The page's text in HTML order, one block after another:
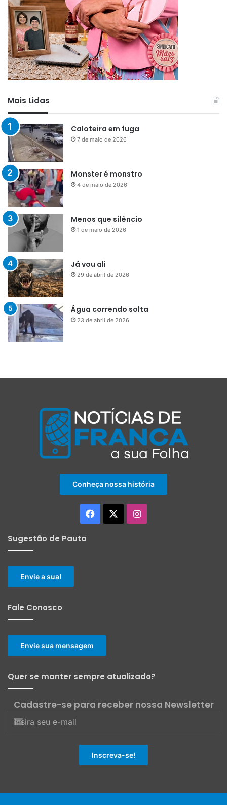
Mais Lidas
Caloteira em fuga
7 de maio de 2026
Monster é monstro
4 de maio de 2026
Menos que silêncio
1 de maio de 2026
Já vou ali
29 de abril de 2026
Água correndo solta
23 de abril de 2026
Conheça nossa história
Facebook Instagram
Sugestão de Pauta
Envie a sua!
Fale Conosco
Envie sua mensagem
Quer se manter sempre atualizado?
Cadastre-se para receber nossa Newsletter